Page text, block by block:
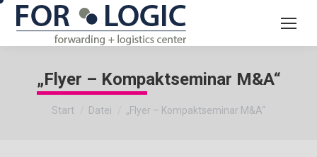
„Flyer – Kompaktseminar M&A“
Sie befinden sich hier:
Start Datei „Flyer – Kompaktseminar M&A“